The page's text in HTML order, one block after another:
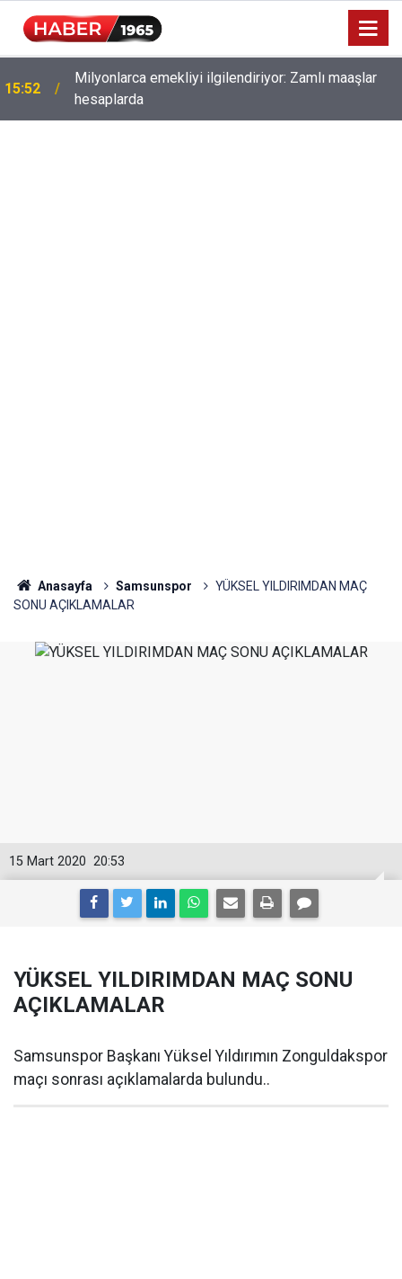
15:52
Milyonlarca emekliyi ilgilendiriyor: Zamlı maaşlar
hesaplarda
Anasayfa Samsunspor
YÜKSEL YILDIRIMDAN MAÇ
SONU AÇIKLAMALAR
20:53
15 Mart 2020
YÜKSEL YILDIRIMDAN MAÇ SONU
AÇIKLAMALAR
Samsunspor Başkanı Yüksel Yıldırımın Zonguldakspor
maçı sonrası açıklamalarda bulundu..